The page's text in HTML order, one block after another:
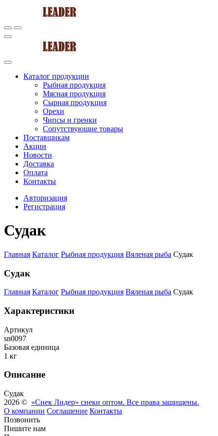
Каталог продукции
Рыбная продукция
Мясная продукция
Сырная продукция
Орехи
Чипсы и гренки
Сопутствующие товары
Поставщикам
Акции
Новости
Доставка
Оплата
Контакты
Авторизация
Регистрация
Судак
Главная Каталог Рыбная продукция Вяленая рыба Судак
Судак
Главная Каталог Рыбная продукция Вяленая рыба Судак
Характеристики
Артикул
sn0097
Базовая единица
1 кг
Описание
Судак
2026 © «Снек Лидер» снеки оптом. Все права защищены.
О компании Соглашение Контакты
Позвонить
Пишите нам